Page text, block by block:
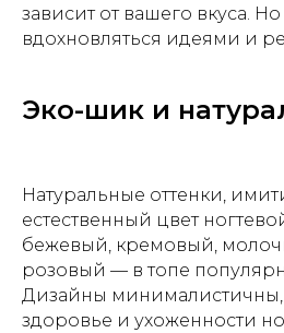
зависит от вашего вкуса.
вдохновляться идеями и
Эко-шик и
Натуральные оттенки,
естественный цвет
бежевый, кремовый,
розовый — в топе
Дизайны минималистичны,
здоровье и ухоженности